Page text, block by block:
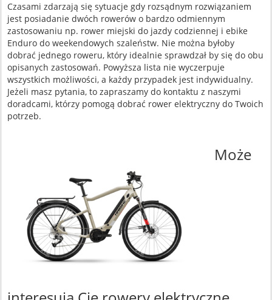
Czasami zdarzają się sytuacje gdy rozsądnym rozwiązaniem
jest posiadanie dwóch rowerów o bardzo odmiennym
zastosowaniu np. rower miejski do jazdy codziennej i ebike
Enduro do weekendowych szaleństw. Nie można byłoby
dobrać jednego roweru, który idealnie sprawdzał by się do obu
opisanych zastosowań. Powyższa lista nie wyczerpuje
wszystkich możliwości, a każdy przypadek jest indywidualny.
Jeżeli masz pytania, to zapraszamy do kontaktu z naszymi
doradcami, którzy pomogą dobrać rower elektryczny do Twoich
potrzeb.
Może